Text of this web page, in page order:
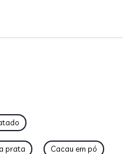
prata Cacau em pó